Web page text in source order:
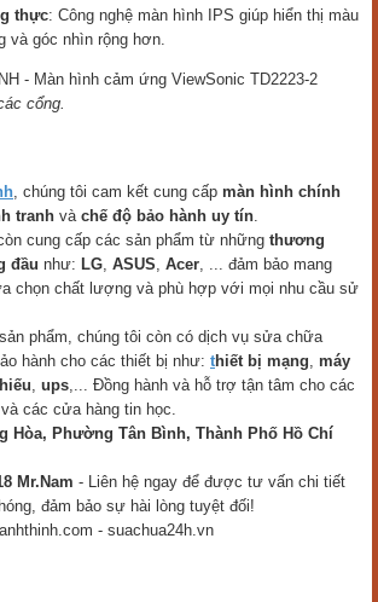
thực: Công nghệ màn hình IPS giúp hiển thị màu
và góc nhìn rộng hơn.
cổng.
, chúng tôi cam kết cung cấp màn hình chính
tranh và chế độ bảo hành uy tín.
cung cấp các sản phẩm từ những thương
đầu như: LG, ASUS, Acer, ... đảm bảo mang
chọn chất lượng và phù hợp với mọi nhu cầu sử
phẩm, chúng tôi còn có dịch vụ sửa chữa
hành cho các thiết bị như: thiết bị mạng, máy
, ups,... Đồng hành và hỗ trợ tận tâm cho các
các cửa hàng tin học.
Hòa, Phường Tân Bình, Thành Phố Hồ Chí
Mr.Nam - Liên hệ ngay để được tư vấn chi tiết
đảm bảo sự hài lòng tuyệt đối!
- suachua24h.vn